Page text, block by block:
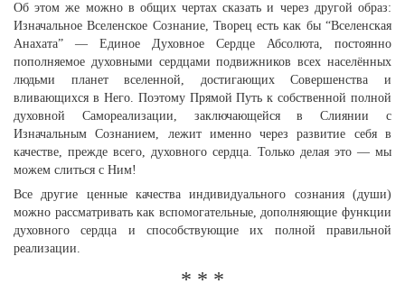
Об этом же можно в общих чертах сказать и через другой образ:
Изначальное Вселенское Сознание, Творец есть как бы “Вселенская
Анахата” — Единое Духовное Сердце Абсолюта, постоянно
пополняемое духовными сердцами подвижников всех населённых
людьми планет вселенной, достигающих Совершенства и
вливающихся в Него. Поэтому Прямой Путь к собственной полной
духовной Самореализации, заключающейся в Слиянии с
Изначальным Сознанием, лежит именно через развитие себя в
качестве, прежде всего, духовного сердца. Только делая это — мы
можем слиться с Ним!
Все другие ценные качества индивидуального сознания (души)
можно рассматривать как вспомогательные, дополняющие функции
духовного сердца и способствующие их полной правильной
реализации.
* * *